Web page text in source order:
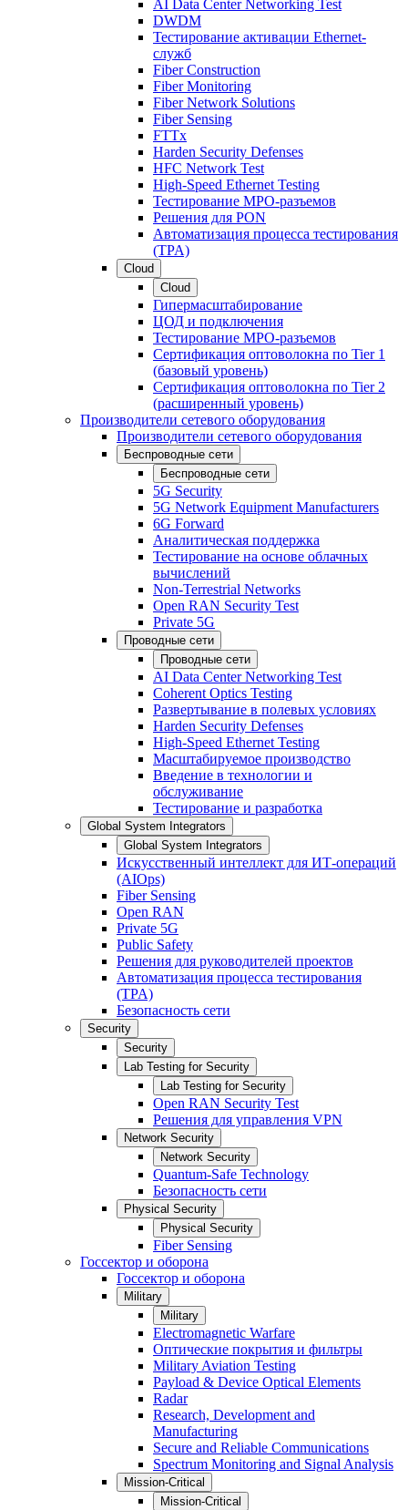
AI Data Center Networking Test
DWDM
Тестирование активации Ethernet-
служб
Fiber Construction
Fiber Monitoring
Fiber Network Solutions
Fiber Sensing
FTTx
Harden Security Defenses
HFC Network Test
High-Speed Ethernet Testing
Тестирование МРО-разъемов
Решения для PON
Автоматизация процесса тестирования
(TPA)
Cloud
Cloud
Гипермасштабирование
ЦОД и подключения
Тестирование МРО-разъемов
Сертификация оптоволокна по Tier 1
(базовый уровень)
Сертификация оптоволокна по Tier 2
(расширенный уровень)
Производители сетевого оборудования
Производители сетевого оборудования
Беспроводные сети
Беспроводные сети
5G Security
5G Network Equipment Manufacturers
6G Forward
Аналитическая поддержка
Тестирование на основе облачных
вычислений
Non-Terrestrial Networks
Open RAN Security Test
Private 5G
Проводные сети
Проводные сети
AI Data Center Networking Test
Coherent Optics Testing
Развертывание в полевых условиях
Harden Security Defenses
High-Speed Ethernet Testing
Масштабируемое производство
Введение в технологии и
обслуживание
Тестирование и разработка
Global System Integrators
Global System Integrators
Искусственный интеллект для ИТ-операций
(AIOps)
Fiber Sensing
Open RAN
Private 5G
Public Safety
Решения для руководителей проектов
Автоматизация процесса тестирования
(TPA)
Безопасность сети
Security
Security
Lab Testing for Security
Lab Testing for Security
Open RAN Security Test
Решения для управления VPN
Network Security
Network Security
Quantum-Safe Technology
Безопасность сети
Physical Security
Physical Security
Fiber Sensing
Госсектор и оборона
Госсектор и оборона
Military
Military
Electromagnetic Warfare
Оптические покрытия и фильтры
Military Aviation Testing
Payload & Device Optical Elements
Radar
Research, Development and
Manufacturing
Secure and Reliable Communications
Spectrum Monitoring and Signal Analysis
Mission-Critical
Mission-Critical